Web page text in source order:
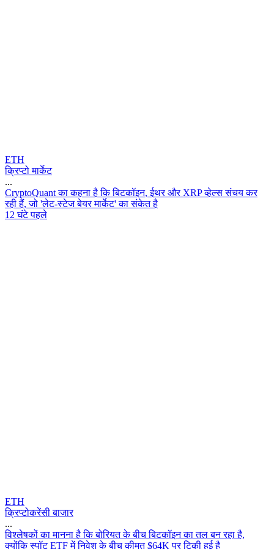
ETH
क्रिप्टो मार्केट
...
CryptoQuant क कहन ह क बटकइन, ईथर और XRP वहलस सचय कर
रह ह, ज 'लट-सटज बयर मरट' क सकत ह
12 घंटे पहले
ETH
क्रिप्टोकरेंसी बाजार
...
वशलषक क मनन ह क बरयत क बच बटकइन क तल बन रह ह,
कयक सपट ETF म नवश क बच कमत $64K पर टक हई ह